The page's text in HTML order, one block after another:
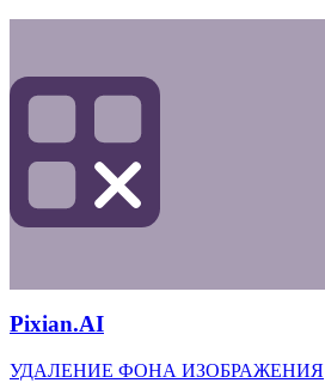
Pixian.AI
УДАЛЕНИЕ ФОНА ИЗОБРАЖЕНИЯ